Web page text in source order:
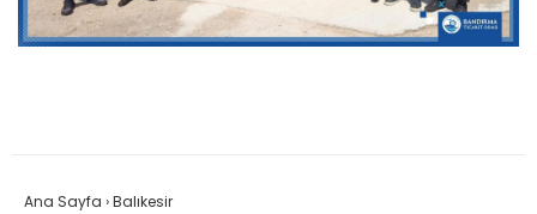
Ana Sayfa ›Balıkesir